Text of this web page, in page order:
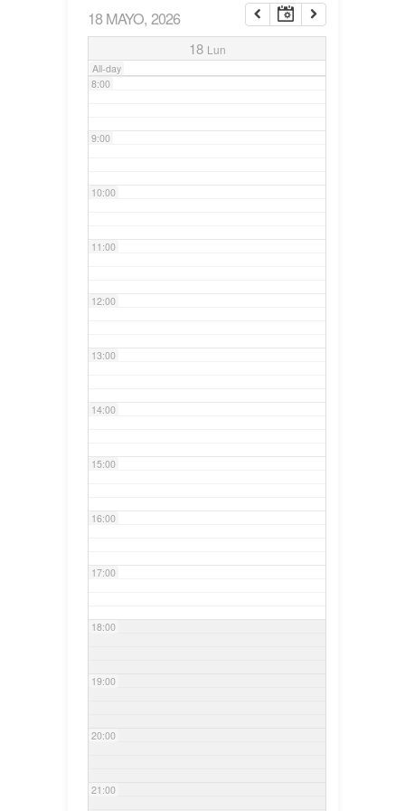
18 MAYO, 2026
18 Lun
All-day
7:00
8:00
9:00
10:00
11:00
12:00
13:00
14:00
15:00
16:00
17:00
18:00
19:00
20:00
21:00